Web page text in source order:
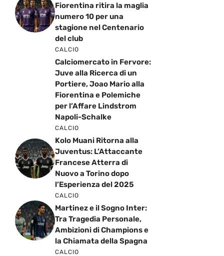
Fiorentina ritira la maglia
numero 10 per una
stagione nel Centenario
del club
CALCIO
Calciomercato in Fervore:
Juve alla Ricerca di un
Portiere, Joao Mario alla
Fiorentina e Polemiche
per l’Affare Lindstrom
Napoli-Schalke
CALCIO
Kolo Muani Ritorna alla
Juventus: L’Attaccante
Francese Atterra di
Nuovo a Torino dopo
l’Esperienza del 2025
CALCIO
Martinez e il Sogno Inter:
Tra Tragedia Personale,
Ambizioni di Champions e
la Chiamata della Spagna
CALCIO